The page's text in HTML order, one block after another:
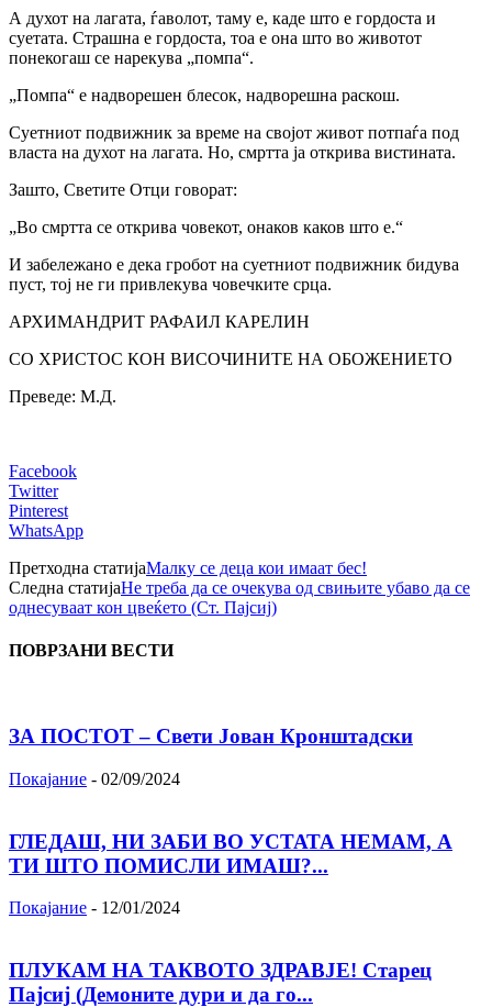
А духот на лагата, ѓаволот, таму е, каде што е гордоста и
суетата. Страшна е гордоста, тоа е она што во животот
понекогаш се нарекува „помпа“.
„Помпа“ е надворешен блесок, надворешна раскош.
Суетниот подвижник за време на својот живот потпаѓа под
власта на духот на лагата. Но, смртта ја открива вистината.
Зашто, Светите Отци говорат:
„Во смртта се открива човекот, онаков каков што е.“
И забележано е дека гробот на суетниот подвижник бидува
пуст, тој не ги привлекува човечките срца.
АРХИМАНДРИТ РАФАИЛ КАРЕЛИН
СО ХРИСТОС КОН ВИСОЧИНИТЕ НА ОБОЖЕНИЕТО
Преведе: М.Д.
Facebook
Twitter
Pinterest
WhatsApp
Претходна статијаМалку се деца кои имаат бес!
Следна статијаНе треба да се очекува од свињите убаво да се
однесуваат кон цвеќето (Ст. Пајсиј)
ПОВРЗАНИ ВЕСТИ
ЗА ПОСТОТ – Свети Јован Кронштадски
Покајание - 02/09/2024
ГЛЕДАШ, НИ ЗАБИ ВО УСТАТА НЕМАМ, А
ТИ ШТО ПОМИСЛИ ИМАШ?...
Покајание - 12/01/2024
ПЛУКАМ НА ТАКВОТО ЗДРАВЈЕ! Старец
Пајсиј (Демоните дури и да го...